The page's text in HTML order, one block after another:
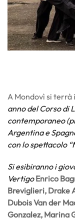
A Mondovì si terrà
anno del Corso di
contemporaneo
Argentina e
con lo spettacolo
Si esibiranno i
VertigoEnrico
Breviglieri, Drake
Dubois Van der
Gonzalez, Marina